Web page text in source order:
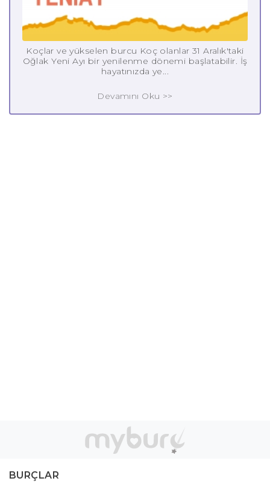
Koçlar ve yükselen burcu Koç olanlar 31 Aralık'taki
Oğlak Yeni Ayı bir yenilenme dönemi başlatabilir. İş
hayatınızda ye...
Devamını Oku >>
BURÇLAR